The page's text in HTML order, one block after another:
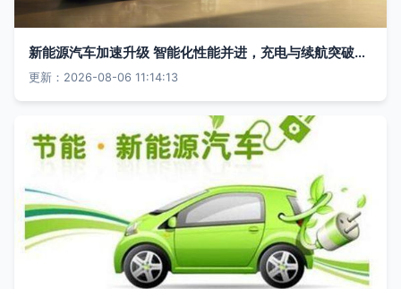
新能源汽车加速升级 智能化性能并进，充电与续航突破成关键引擎
更新：2026-08-06 11:14:13